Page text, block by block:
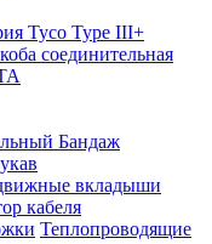
Tyco Type III+
соединительная
Бандаж
вкладыши
кабеля
Теплопроводящие